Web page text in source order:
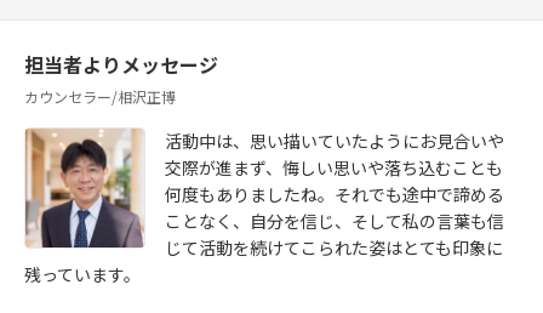
担当者よりメッセージ
カウンセラー/相沢正博
活動中は、思い描いていたようにお見合いや
交際が進まず、悔しい思いや落ち込むことも
何度もありましたね。それでも途中で諦める
ことなく、自分を信じ、そして私の言葉も信
じて活動を続けてこられた姿はとても印象に
残っています。